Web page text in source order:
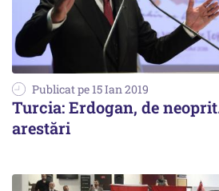
Publicat pe 15 Ian 2019
Turcia: Erdogan, de
arestări